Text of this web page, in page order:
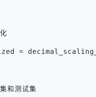
=
和测试集